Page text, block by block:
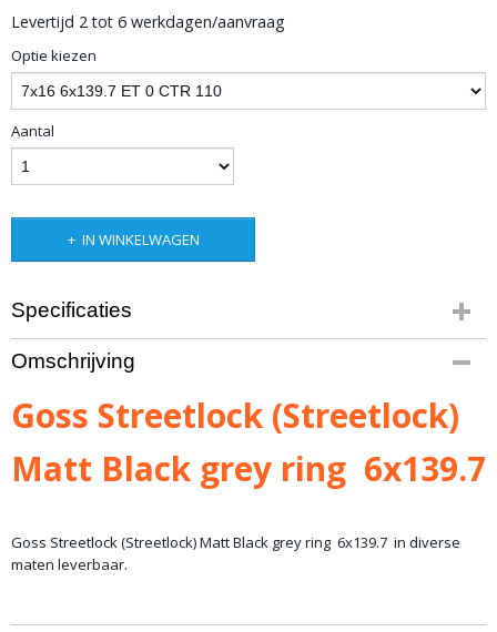
Levertijd 2 tot 6 werkdagen/aanvraag
Optie kiezen
Aantal
IN WINKELWAGEN
Specificaties
Bruto gewicht
10,00 Kg
Omschrijving
Goss Streetlock (Streetlock)
Matt Black grey ring 6x139.7
Goss Streetlock (Streetlock) Matt Black grey ring 6x139.7 in diverse
maten leverbaar.